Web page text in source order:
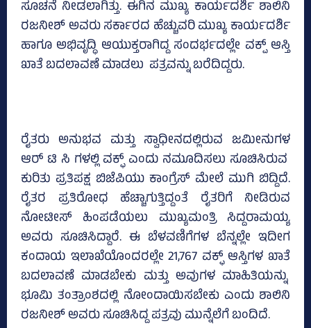
ಸೂಚನೆ ನೀಡಲಾಗಿತ್ತು. ಈಗಿನ ಮುಖ್ಯ ಕಾರ್ಯದರ್ಶಿ ಶಾಲಿನಿ
ರಜನೀಶ್‌ ಅವರು ಸರ್ಕಾರದ ಹೆಚ್ಚುವರಿ ಮುಖ್ಯ ಕಾರ್ಯದರ್ಶಿ
ಹಾಗೂ ಅಭಿವೃದ್ಧಿ ಆಯುಕ್ತರಾಗಿದ್ದ ಸಂದರ್ಭದಲ್ಲೇ ವಕ್ಪ್‌ ಆಸ್ತಿ
ಖಾತೆ ಬದಲಾವಣೆ ಮಾಡಲು ಪತ್ರವನ್ನು ಬರೆದಿದ್ದರು.
ರೈತರು ಅನುಭವ ಮತ್ತು ಸ್ವಾಧೀನದಲ್ಲಿರುವ ಜಮೀನುಗಳ
ಆರ್ ಟಿ ಸಿ ಗಳಲ್ಲಿ ವಕ್ಫ್‌ ಎಂದು ನಮೂದಿಸಲು ಸೂಚಿಸಿರುವ
ಕುರಿತು ಪ್ರತಿಪಕ್ಷ ಬಿಜೆಪಿಯು ಕಾಂಗ್ರೆಸ್‌ ಮೇಲೆ ಮುಗಿ ಬಿದ್ದಿದೆ.
ರೈತರ ಪ್ರತಿರೋಧ ಹೆಚ್ಚಾಗುತ್ತಿದ್ದಂತೆ ರೈತರಿಗೆ ನೀಡಿರುವ
ನೋಟೀಸ್‌ ಹಿಂಪಡೆಯಲು ಮುಖ್ಯಮಂತ್ರಿ ಸಿದ್ದರಾಮಯ್ಯ
ಅವರು ಸೂಚಿಸಿದ್ದಾರೆ. ಈ ಬೆಳವಣಿಗೆಗಳ ಬೆನ್ನಲ್ಲೇ ಇದೀಗ
ಕಂದಾಯ ಇಲಾಖೆಯೊಂದರಲ್ಲೇ 21,767 ವಕ್ಫ್‌ ಆಸ್ತಿಗಳ ಖಾತೆ
ಬದಲಾವಣೆ ಮಾಡಬೇಕು ಮತ್ತು ಅವುಗಳ ಮಾಹಿತಿಯನ್ನು
ಭೂಮಿ ತಂತ್ರಾಂಶದಲ್ಲಿ ನೋಂದಾಯಿಸಬೇಕು ಎಂದು ಶಾಲಿನಿ
ರಜನೀಶ್‌ ಅವರು ಸೂಚಿಸಿದ್ದ ಪತ್ರವು ಮುನ್ನೆಲೆಗೆ ಬಂದಿದೆ.